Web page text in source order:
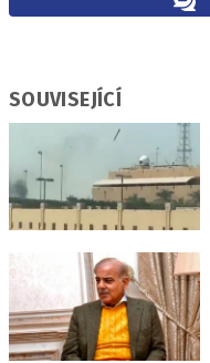
SOUVISEJÍCÍ